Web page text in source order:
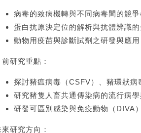
病毒的致病機轉與不同病毒間的競爭
蛋白抗原決定位的解析與抗體辨識的
動物用疫苗與診斷試劑之研發與應用
前研究重點：
探討豬瘟病毒（CSFV）、豬環狀
研究豬隻人畜共通傳染病的流行病
研發可區別感染與免疫動物（DIVA
來研究方向：